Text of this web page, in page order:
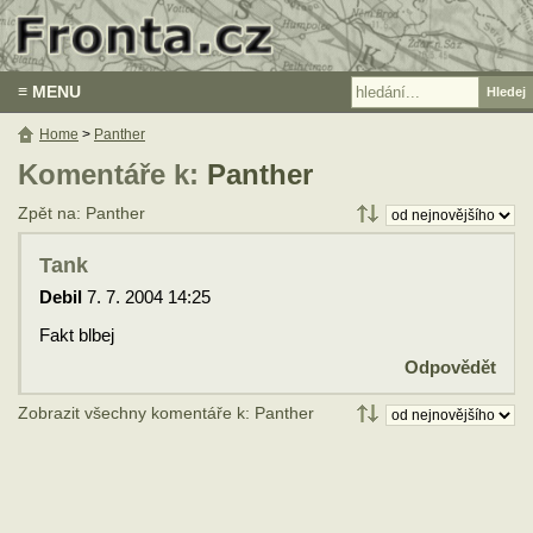
≡ MENU
Komentáře k: Panther
Zpět na: Panther
Tank
Debil 7. 7. 2004 14:25
Fakt blbej
Odpovědět
Zobrazit všechny komentáře k: Panther
Home > Panther